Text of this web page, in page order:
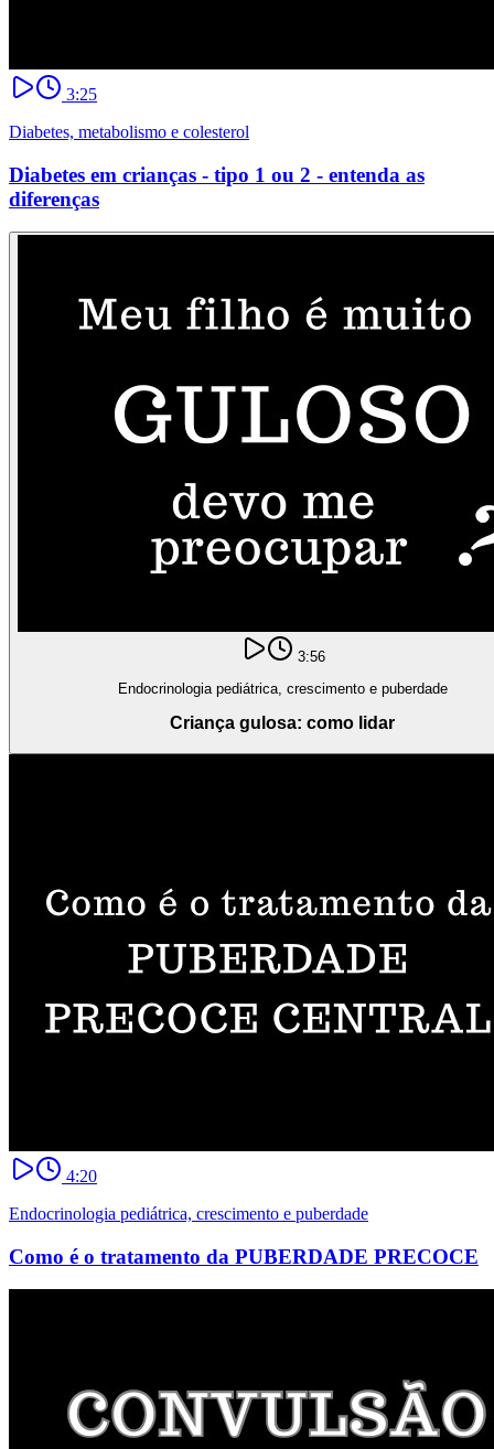
3:25
Diabetes, metabolismo e colesterol
Diabetes em crianças - tipo 1 ou 2 - entenda as
diferenças
3:56
Endocrinologia pediátrica, crescimento e puberdade
Criança gulosa: como lidar
4:20
Endocrinologia pediátrica, crescimento e puberdade
Como é o tratamento da PUBERDADE PRECOCE